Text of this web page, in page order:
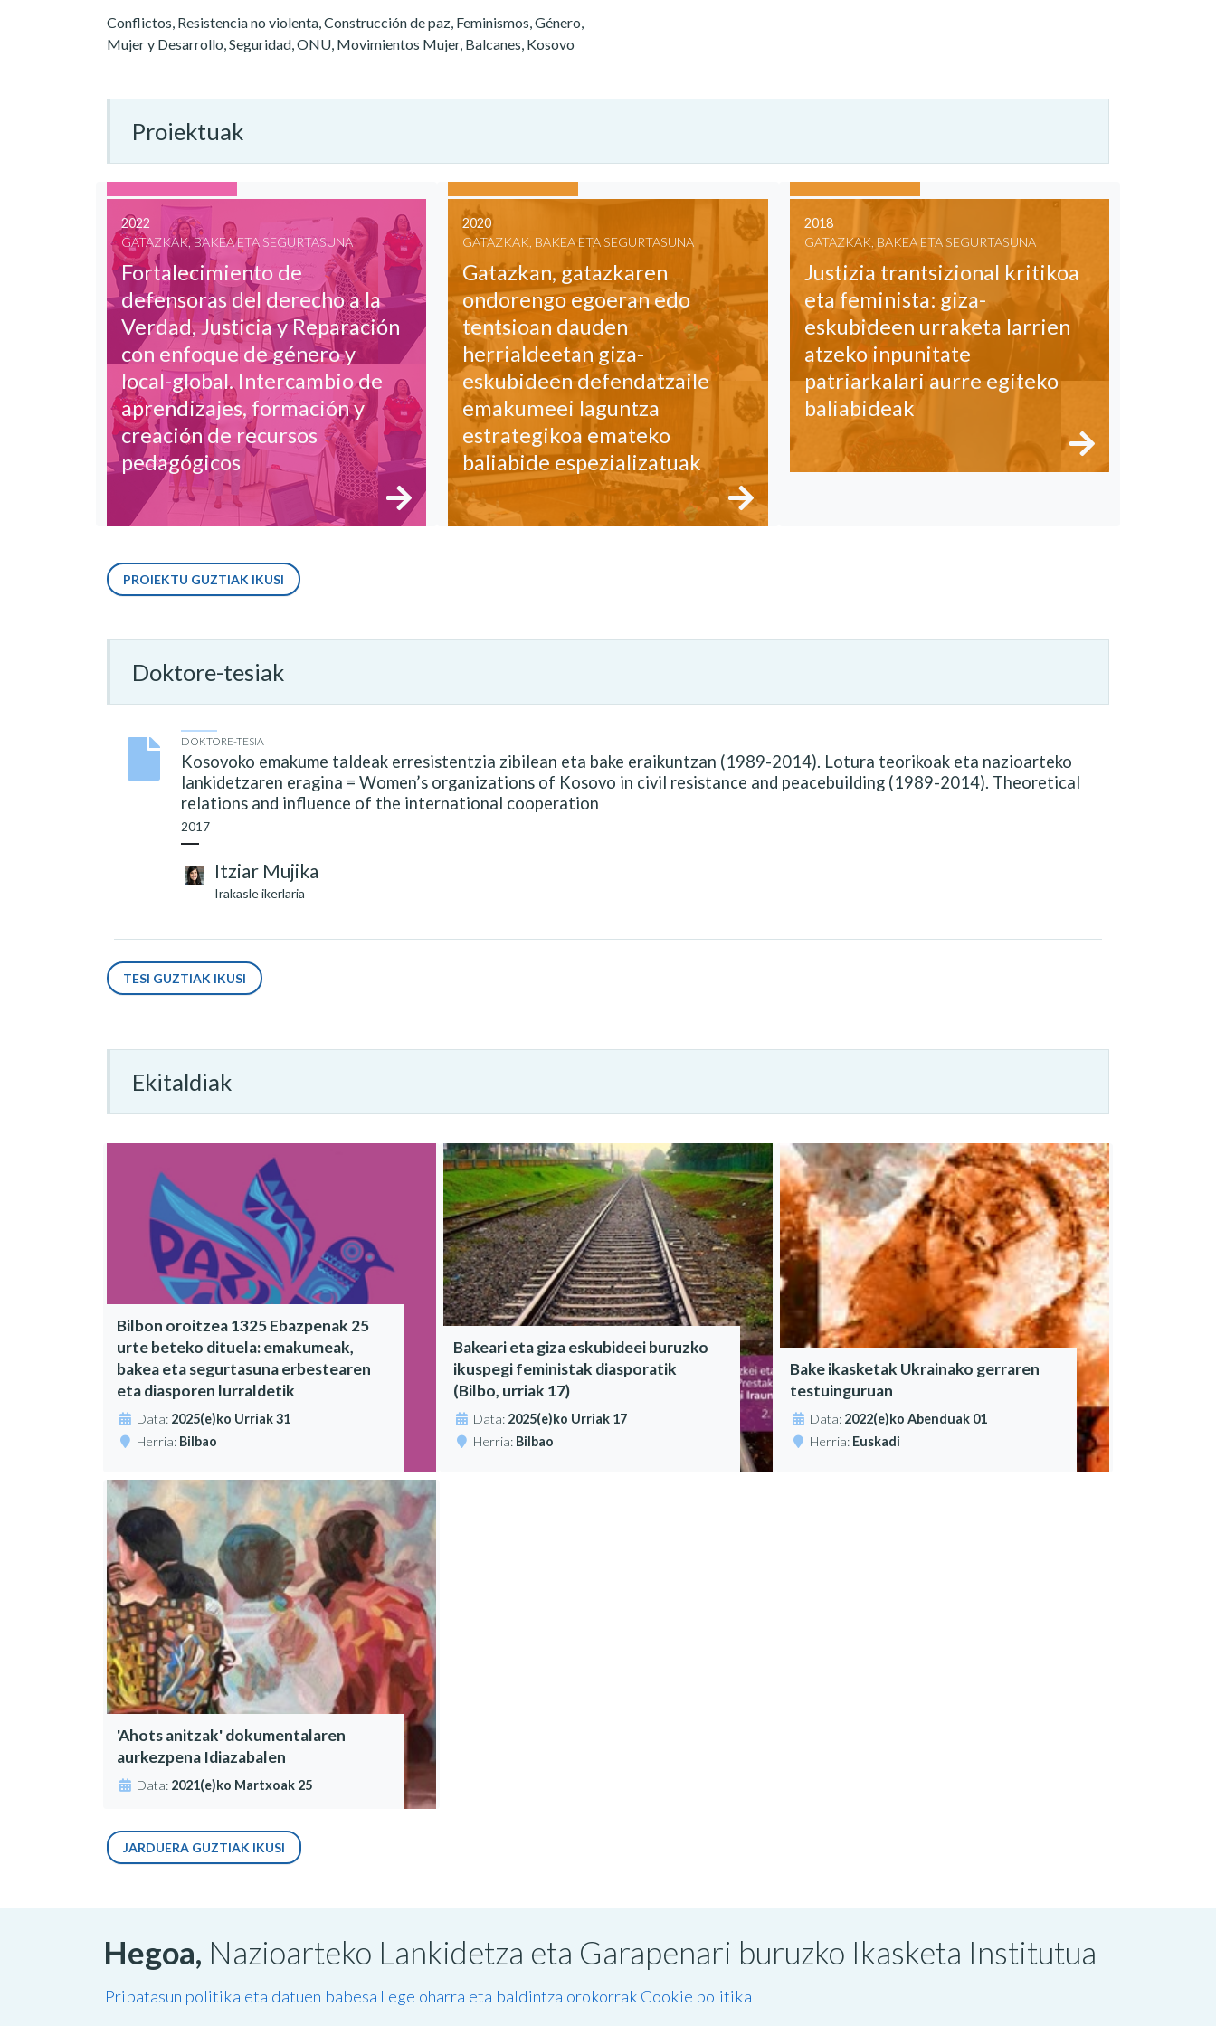
Conflictos, Resistencia no violenta, Construcción de paz, Feminismos, Género,
Mujer y Desarrollo, Seguridad, ONU, Movimientos Mujer, Balcanes, Kosovo
Proiektuak
2022
GATAZKAK, BAKEA ETA SEGURTASUNA
Fortalecimiento de
defensoras del derecho a la
Verdad, Justicia y Reparación
con enfoque de género y
local-global. Intercambio de
aprendizajes, formación y
creación de recursos
pedagógicos
2020
GATAZKAK, BAKEA ETA SEGURTASUNA
Gatazkan, gatazkaren
ondorengo egoeran edo
tentsioan dauden
herrialdeetan giza-
eskubideen defendatzaile
emakumeei laguntza
estrategikoa emateko
baliabide espezializatuak
2018
GATAZKAK, BAKEA ETA SEGURTASUNA
Justizia trantsizional kritikoa
eta feminista: giza-
eskubideen urraketa larrien
atzeko inpunitate
patriarkalari aurre egiteko
baliabideak
PROIEKTU GUZTIAK IKUSI
Doktore-tesiak
DOKTORE-TESIA
Kosovoko emakume taldeak erresistentzia zibilean eta bake eraikuntzan (1989-2014). Lotura teorikoak eta nazioarteko
lankidetzaren eragina = Women’s organizations of Kosovo in civil resistance and peacebuilding (1989-2014). Theoretical
relations and influence of the international cooperation
2017
Itziar Mujika
Irakasle ikerlaria
TESI GUZTIAK IKUSI
Ekitaldiak
Bilbon oroitzea 1325 Ebazpenak 25
urte beteko dituela: emakumeak,
bakea eta segurtasuna erbestearen
eta diasporen lurraldetik
Data: 2025(e)ko Urriak 31
Herria: Bilbao
Bakeari eta giza eskubideei buruzko
ikuspegi feministak diasporatik
(Bilbo, urriak 17)
Data: 2025(e)ko Urriak 17
Herria: Bilbao
Bake ikasketak Ukrainako gerraren
testuinguruan
Data: 2022(e)ko Abenduak 01
Herria: Euskadi
'Ahots anitzak' dokumentalaren
aurkezpena Idiazabalen
Data: 2021(e)ko Martxoak 25
JARDUERA GUZTIAK IKUSI
Hegoa, Nazioarteko Lankidetza eta Garapenari buruzko Ikasketa Institutua
Pribatasun politika eta datuen babesa Lege oharra eta baldintza orokorrak Cookie politika